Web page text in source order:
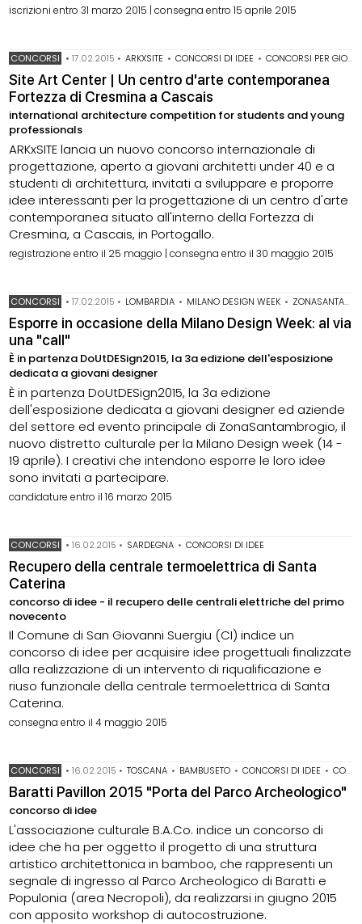
iscrizioni entro 31 marzo 2015 | consegna entro 15 aprile 2015
CONCORSI •17.02.2015 • ARKXSITE • CONCORSI DI IDEE • CONCORSI PER GIOVANI PROGETTISTI
Site Art Center | Un centro d'arte contemporanea
Fortezza di Cresmina a Cascais
international architecture competition for students and young
professionals
ARKxSITE lancia un nuovo concorso internazionale di
progettazione, aperto a giovani architetti under 40 e a
studenti di architettura, invitati a sviluppare e proporre
idee interessanti per la progettazione di un centro d'arte
contemporanea situato all'interno della Fortezza di
Cresmina, a Cascais, in Portogallo.
registrazione entro il 25 maggio | consegna entro il 30 maggio 2015
CONCORSI •17.02.2015 • LOMBARDIA • MILANO DESIGN WEEK • ZONASANTAMBROGIO
Esporre in occasione della Milano Design Week: al via
una "call"
È in partenza DoUtDESign2015, la 3a edizione dell'esposizione
dedicata a giovani designer
È in partenza DoUtDESign2015, la 3a edizione
dell'esposizione dedicata a giovani designer ed aziende
del settore ed evento principale di ZonaSantambrogio, il
nuovo distretto culturale per la Milano Design week (14 -
19 aprile). I creativi che intendono esporre le loro idee
sono invitati a partecipare.
candidature entro il 16 marzo 2015
CONCORSI •16.02.2015 • SARDEGNA • CONCORSI DI IDEE
Recupero della centrale termoelettrica di Santa
Caterina
concorso di idee - il recupero delle centrali elettriche del primo
novecento
Il Comune di San Giovanni Suergiu (CI) indice un
concorso di idee per acquisire idee progettuali finalizzate
alla realizzazione di un intervento di riqualificazione e
riuso funzionale della centrale termoelettrica di Santa
Caterina.
consegna entro il 4 maggio 2015
CONCORSI •16.02.2015 • TOSCANA • BAMBUSETO • CONCORSI DI IDEE • CONCORSI PER STUDENTI
Baratti Pavillon 2015 "Porta del Parco Archeologico"
concorso di idee
L'associazione culturale B.A.Co. indice un concorso di
idee che ha per oggetto il progetto di una struttura
artistico architettonica in bamboo, che rappresenti un
segnale di ingresso al Parco Archeologico di Baratti e
Populonia (area Necropoli), da realizzarsi in giugno 2015
con apposito workshop di autocostruzione.